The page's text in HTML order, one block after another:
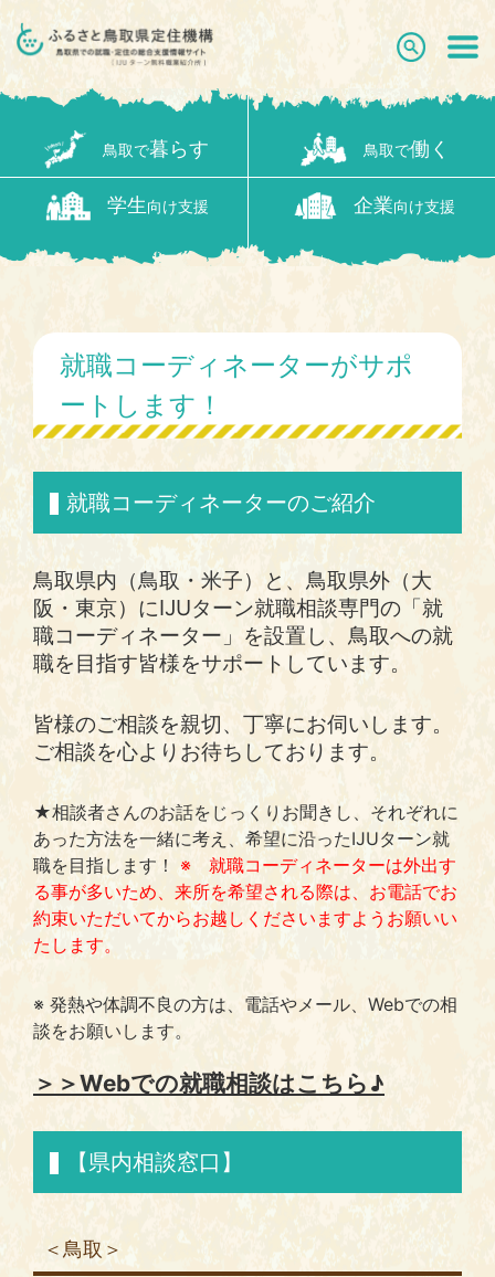
鳥取で暮らす 鳥取で働く
学生 向け支援 企業向け支援
就職コーディネーターがサポ
ートします！
就職コーディネーターのご紹介
鳥取県内（鳥取・米子）と、鳥取県外（大
阪・東京）にIJUターン就職相談専門の「就
職コーディネーター」を設置し、鳥取への就
職を目指す皆様をサポートしています。
皆様のご相談を親切、丁寧にお伺いします。
ご相談を心よりお待ちしております。
★相談者さんのお話をじっくりお聞きし、それぞれに
あった方法を一緒に考え、希望に沿ったIJUターン就
職を目指します！ ※ 就職コーディネーターは外出す
る事が多いため、来所を希望される際は、お電話でお
約束いただいてからお越しくださいますようお願いい
たします。
※ 発熱や体調不良の方は、電話やメール、Webでの相
談をお願いします。
＞＞Webでの就職相談はこちら♪
【県内相談窓口】
＜鳥取＞